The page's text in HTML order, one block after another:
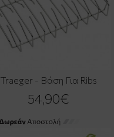
Traeger - Βάση Για Ribs
54,90€